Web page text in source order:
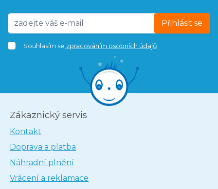
Přihlásit se
Souhlasím se zpracováním osobních údajů
Zákaznický servis
Kontakt
Doprava a platba
Náhradní plnění
Vrácení a reklamace